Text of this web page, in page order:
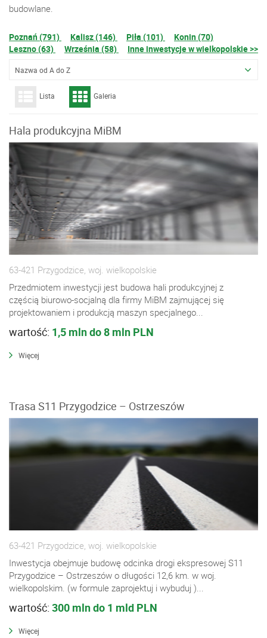
budowlane.
Poznań (791) Kalisz (146) Piła (101)
Konin (70)
Leszno (63)
Września (58) Inne inwestycje w wielkopolskie >>
Nazwa od A do Z
Lista Galeria
Hala produkcyjna MiBM
63-421 Przygodzice, woj. wielkopolskie
Przedmiotem inwestycji jest budowa hali produkcyjnej z
częścią biurowo-socjalną dla firmy MiBM zajmującej się
projektowaniem i produkcją maszyn specjalnego...
wartość: 1,5 mln do 8 mln PLN
Więcej
Trasa S11 Przygodzice – Ostrzeszów
63-421 Przygodzice, woj. wielkopolskie
Inwestycja obejmuje budowę odcinka drogi ekspresowej S11
Przygodzice – Ostrzeszów o długości 12,6 km. w woj.
wielkopolskim. (w formule zaprojektuj i wybuduj )...
wartość: 300 mln do 1 mld PLN
Więcej